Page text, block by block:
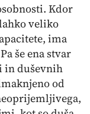
Kdor
veliko
ima
še ena stvar
in duševnih
od